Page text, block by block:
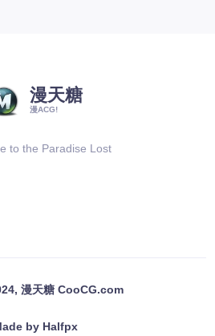
漫天糖
漫ACG!
to the Paradise Lost
漫天糖 CooCG.com
by Halfpx